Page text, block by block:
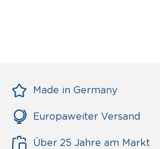
Made in Germany
Europaweiter Versand
Über 25 Jahre am Markt